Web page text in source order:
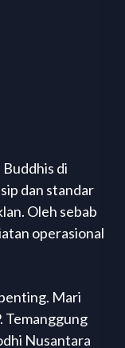
di
dan standar
Oleh sebab
operasional
Mari
Temanggung
Nusantara